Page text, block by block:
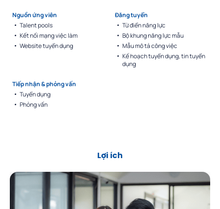
Nguồn ứng viên
Talent pools
Kết nối mạng việc làm
Website tuyển dụng
Đăng tuyển
Từ điển năng lực
Bộ khung năng lực mẫu
Mẫu mô tả công việc
Kế hoạch tuyển dụng, tin tuyển
dụng
Tiếp nhận & phỏng vấn
Tuyển dụng
Phỏng vấn
Lợi ích